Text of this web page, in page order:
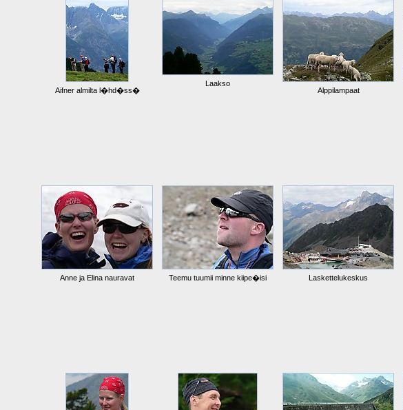
Aifner almilta l�hd�ss�
Laakso
Alppilampaat
Anne ja Elina nauravat Teemu tuumii minne kiipe�isi Laskettelukeskus